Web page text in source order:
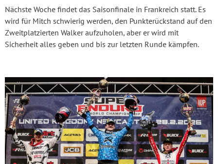
Nächste Woche findet das Saisonfinale in Frankreich statt. Es
wird für Mitch schwierig werden, den Punkterückstand auf den
Zweitplatzierten Walker aufzuholen, aber er wird mit
Sicherheit alles geben und bis zur letzten Runde kämpfen.